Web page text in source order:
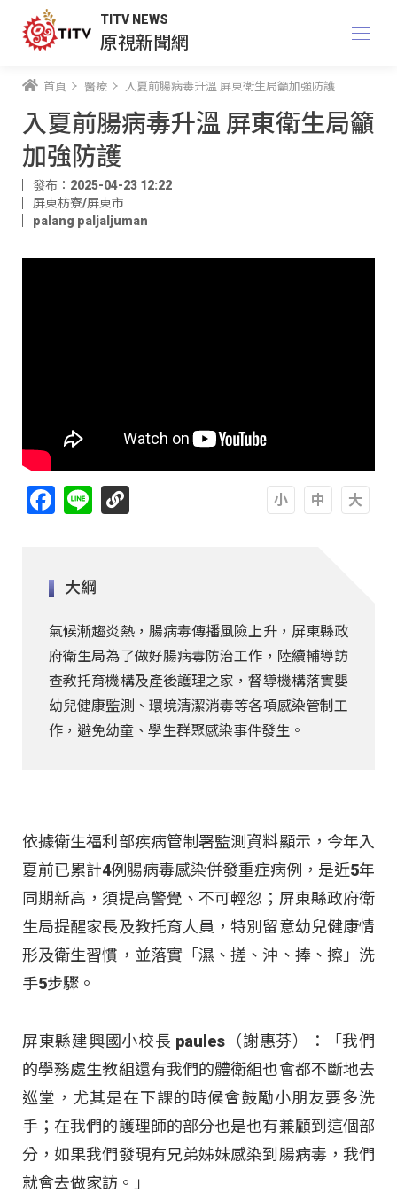
TITV NEWS
原視新聞網
首頁 醫療 入夏前腸病毒升溫 屏東衛生局籲加強防護
入夏前腸病毒升溫 屏東衛生局籲
加強防護
發布：2025-04-23 12:22
屏東枋寮/屏東市
palang paljaljuman
Facebook
Line
大綱
氣候漸趨炎熱，腸病毒傳播風險上升，屏東縣政
府衛生局為了做好腸病毒防治工作，陸續輔導訪
查教托育機構及產後護理之家，督導機構落實嬰
幼兒健康監測、環境清潔消毒等各項感染管制工
作，避免幼童、學生群聚感染事件發生。
依據衛生福利部疾病管制署監測資料顯示，今年入
夏前已累計4例腸病毒感染併發重症病例，是近5年
同期新高，須提高警覺、不可輕忽；屏東縣政府衛
生局提醒家長及教托育人員，特別留意幼兒健康情
形及衛生習慣，並落實「濕、搓、沖、捧、擦」洗
手5步驟。
屏東縣建興國小校長 paules（謝惠芬）：「我們
的學務處生教組還有我們的體衛組也會都不斷地去
巡堂，尤其是在下課的時候會鼓勵小朋友要多洗
手；在我們的護理師的部分也是也有兼顧到這個部
分，如果我們發現有兄弟姊妹感染到腸病毒，我們
就會去做家訪。」